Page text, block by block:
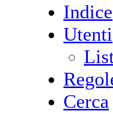
Indice
Utenti
Cerca